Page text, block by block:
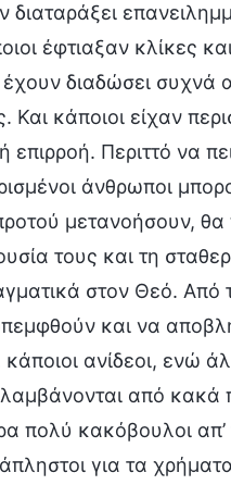
έφτιαξαν κλίκες
έχουν διαδώσει συχνά
κάποιοι είχαν
Περιττό να
άνθρωποι
μετανοήσουν, θα
τους και τη
στον Θεό.
και να
ανίδεοι, ενώ
από
πολύ κακόβουλοι
άπληστοι για τα